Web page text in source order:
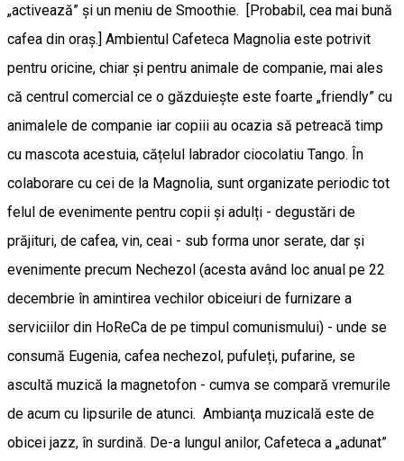
„activează” şi un meniu de Smoothie. [Probabil, cea mai bună
cafea din oraş.] Ambientul Cafeteca Magnolia este potrivit
pentru oricine, chiar și pentru animale de companie, mai ales
că centrul comercial ce o găzduieşte este foarte „friendly” cu
animalele de companie iar copiii au ocazia să petreacă timp
cu mascota acestuia, cățelul labrador ciocolatiu Tango. În
colaborare cu cei de la Magnolia, sunt organizate periodic tot
felul de evenimente pentru copii și adulți - degustări de
prăjituri, de cafea, vin, ceai - sub forma unor serate, dar şi
evenimente precum Nechezol (acesta având loc anual pe 22
decembrie în amintirea vechilor obiceiuri de furnizare a
serviciilor din HoReCa de pe timpul comunismului) - unde se
consumă Eugenia, cafea nechezol, pufuleți, pufarine, se
ascultă muzică la magnetofon - cumva se compară vremurile
de acum cu lipsurile de atunci. Ambianţa muzicală este de
obicei jazz, în surdină. De-a lungul anilor, Cafeteca a „adunat”